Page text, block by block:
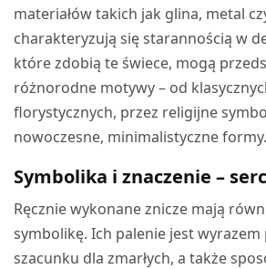
materiałów takich jak glina, metal
charakteryzują się starannością w
które zdobią te świece, mogą
różnorodne motywy – od
florystycznych, przez religijne
nowoczesne, minimalistyczne formy.
Symbolika i znaczenie –
Ręcznie wykonane znicze mają
symbolikę. Ich palenie jest wyrazem
szacunku dla zmarłych, a także